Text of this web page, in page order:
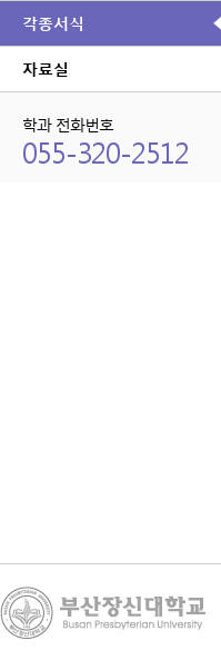
각종서식
자료실
학과 전화번호
055-320-2512